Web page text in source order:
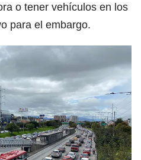
o tener vehículos en los
para el embargo.